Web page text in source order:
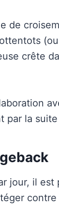
de
crête
par la
jour, il est
contre